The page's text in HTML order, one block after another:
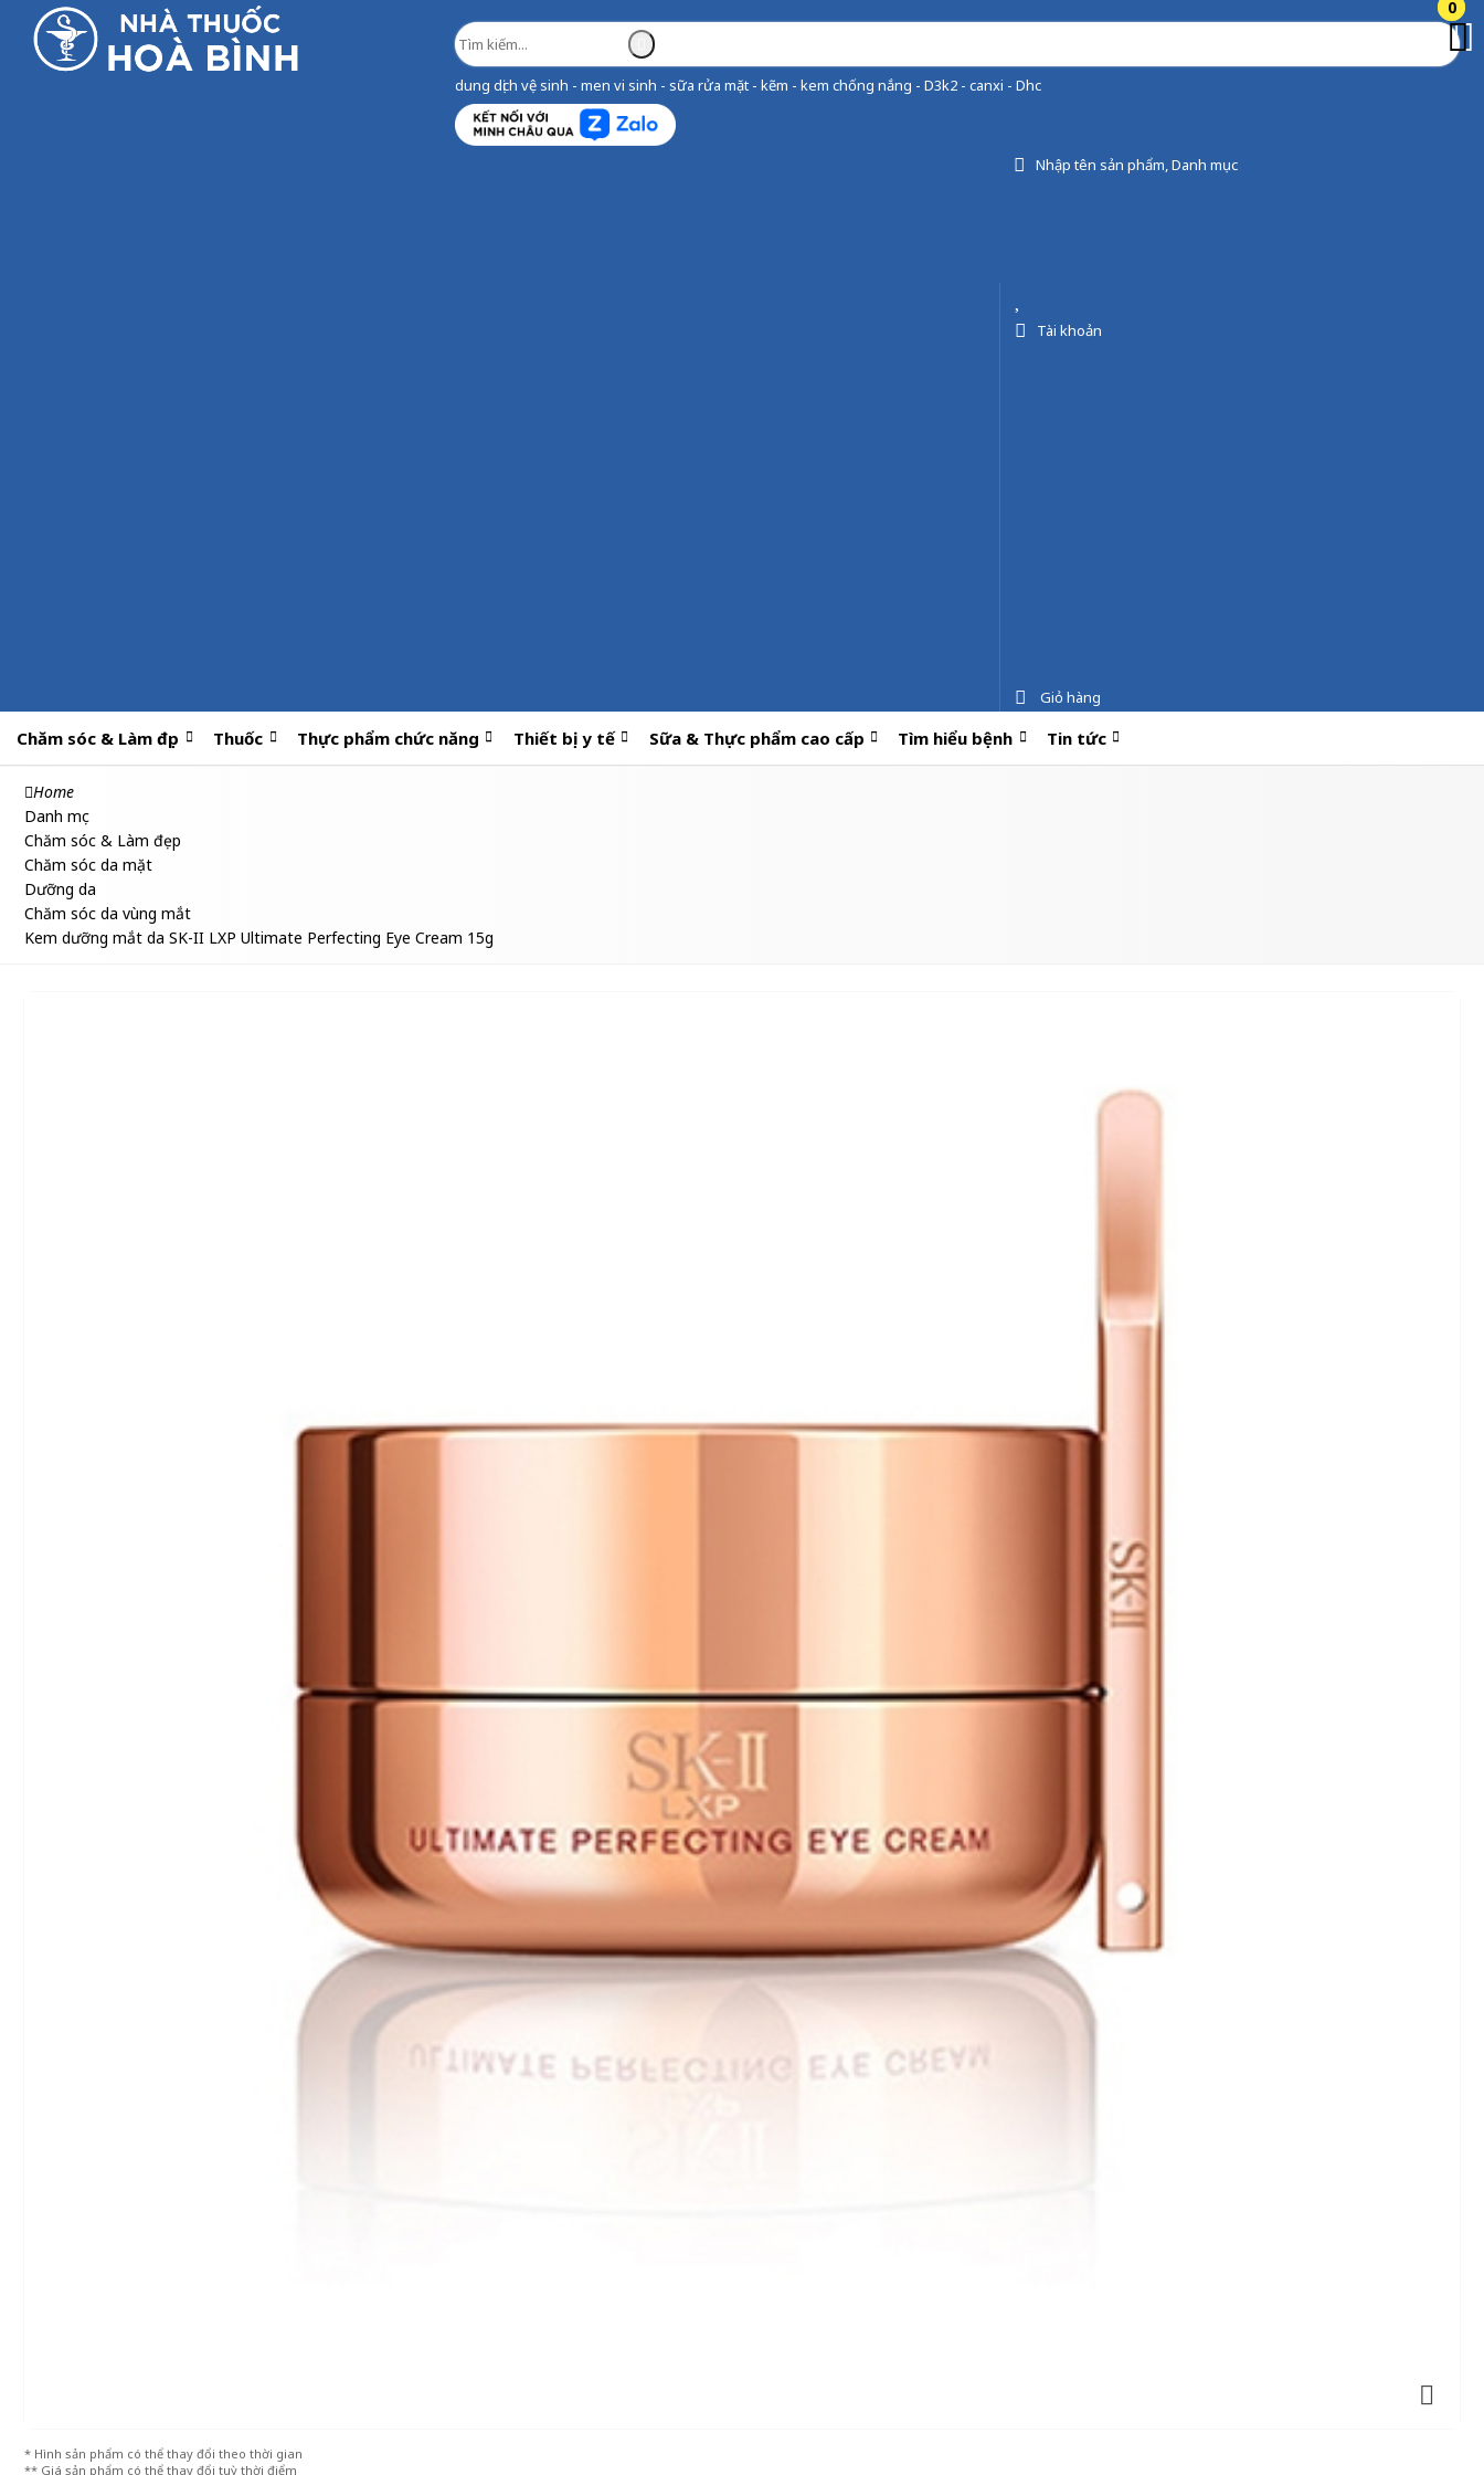
dung dịch vệ sinh - men vi sinh - sữa rửa mặt - kẽm - kem chống nắng - D3k2 - canxi - Dhc
Nhập tên sản phẩm, Danh mục
0
Tài khoản
0
Giỏ hàng
Chăm sóc & Làm đẹp Thuốc Thực phẩm chức năng Thiết bị y tế Sữa & Thực phẩm cao cấp Tìm hiểu bệnh Tin tức
Home
Danh mục
Chăm sóc & Làm đẹp
Chăm sóc da mặt
Dưỡng da
Chăm sóc da vùng mắt
Kem dưỡng mắt da SK-II LXP Ultimate Perfecting Eye Cream 15g
* Hình sản phẩm có thể thay đổi theo thời gian
** Giá sản phẩm có thể thay đổi tuỳ thời điểm